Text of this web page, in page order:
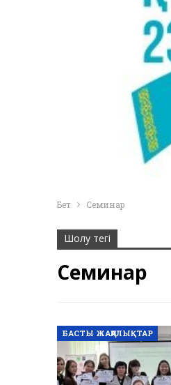
Бет Семинар
Шолу тегі
Семинар
БАСТЫ ЖАҢАЛЫҚТАР